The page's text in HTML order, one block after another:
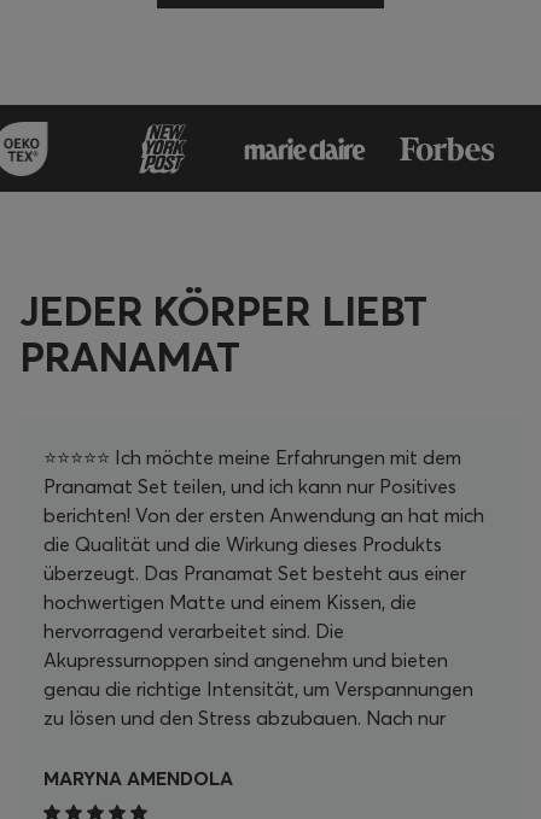
JEDER KÖRPER LIEBT
PRANAMAT
⭐⭐⭐⭐⭐ Ich möchte meine Erfahrungen mit dem
Pranamat Set teilen, und ich kann nur Positives
berichten! Von der ersten Anwendung an hat mich
die Qualität und die Wirkung dieses Produkts
überzeugt. Das Pranamat Set besteht aus einer
hochwertigen Matte und einem Kissen, die
hervorragend verarbeitet sind. Die
Akupressurnoppen sind angenehm und bieten
genau die richtige Intensität, um Verspannungen
zu lösen und den Stress abzubauen. Nach nur
unglaublich entspannt und revitalisiert. Ein
besonderes Highlight ist, wie einfach es ist, die
MARYNA AMENDOLA